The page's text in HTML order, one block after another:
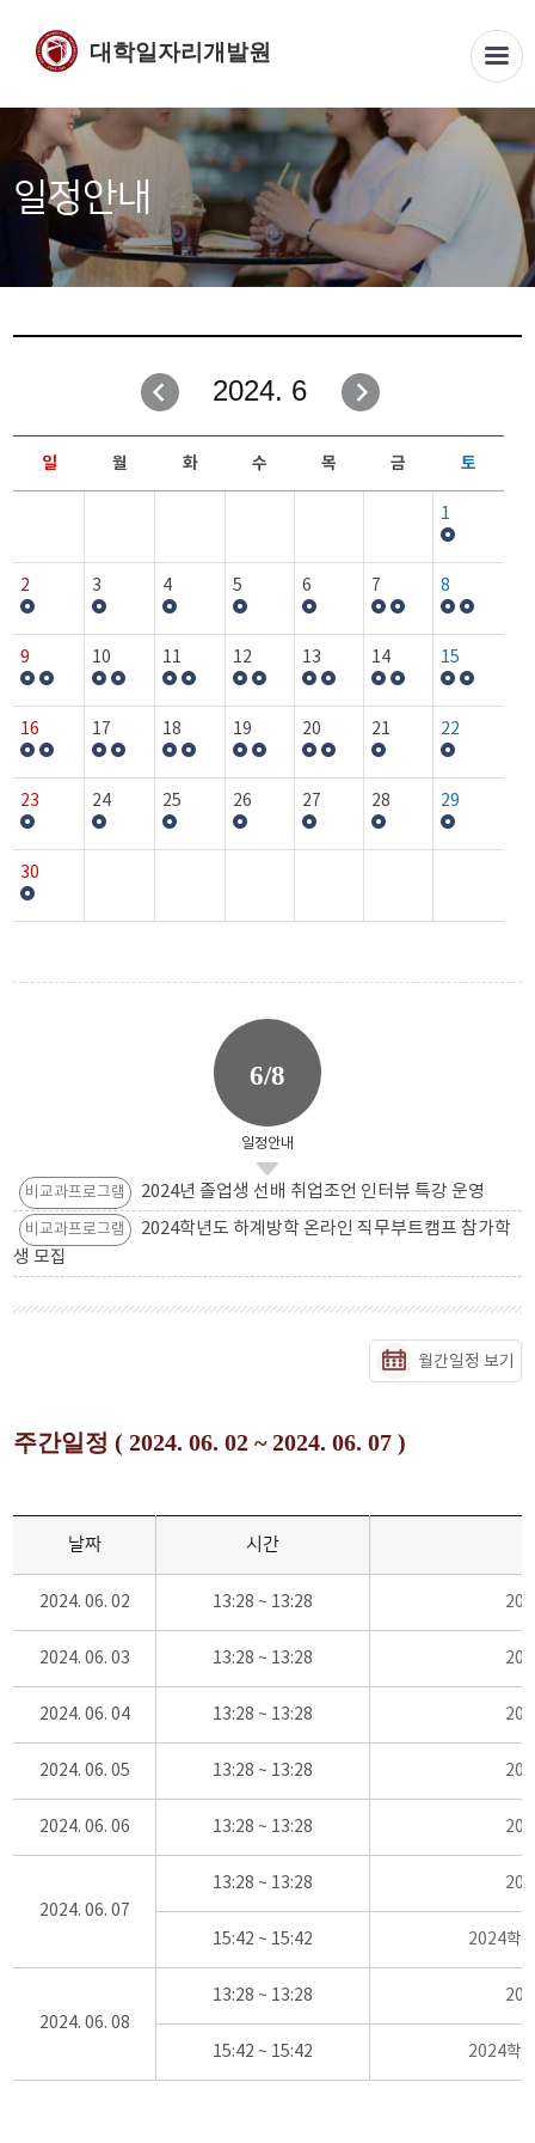
대학일자리개발원
일정안내
2024. 6
일 월 화 수 목 금 토
1
2 3 4 5 6 7 8
9 10 11 12 13 14 15
16 17 18 19 20 21 22
23 24 25 26 27 28 29
30
6/8
일정안내
비교과프로그램 2024년 졸업생 선배 취업조언 인터뷰 특강 운영
비교과프로그램
2024학년도 하계방학 온라인 직무부트캠프 참가학
생 모집
월간일정 보기
주간일정 ( 2024. 06. 02 ~ 2024. 06. 07 )
날짜 시간
2024. 06. 02 13:28 ~ 13:28
2024. 06. 03 13:28 ~ 13:28
2024. 06. 04 13:28 ~ 13:28
2024. 06. 05 13:28 ~ 13:28
2024. 06. 06 13:28 ~ 13:28
2024. 06. 07
13:28 ~ 13:28
15:42 ~ 15:42 2024학
2024. 06. 08
13:28 ~ 13:28
15:42 ~ 15:42 2024학